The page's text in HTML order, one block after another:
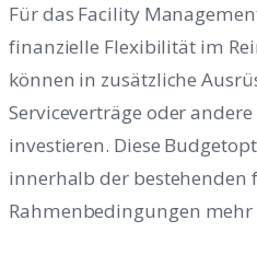
Für das Facility
finanzielle Flexibilität im
können in zusätzliche
Serviceverträge oder
investieren. Diese
innerhalb der bestehenden
Rahmenbedingungen mehr